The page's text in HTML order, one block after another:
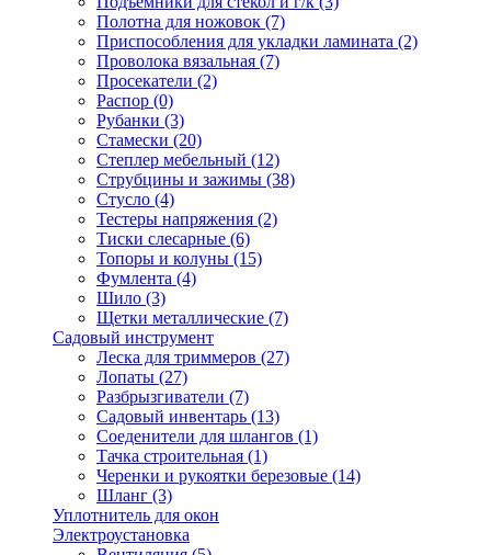
Полотна для ножовок (7)
Приспособления для укладки ламината (2)
Проволока вязальная (7)
Просекатели (2)
Распор (0)
Рубанки (3)
Стамески (20)
Степлер мебельный (12)
Струбцины и зажимы (38)
Стусло (4)
Тестеры напряжения (2)
Тиски слесарные (6)
Топоры и колуны (15)
Фумлента (4)
Шило (3)
Щетки металлические (7)
Садовый инструмент
Леска для триммеров (27)
Лопаты (27)
Разбрызгиватели (7)
Садовый инвентарь (13)
Соеденители для шлангов (1)
Тачка строительная (1)
Черенки и рукоятки березовые (14)
Шланг (3)
Уплотнитель для окон
Электроустановка